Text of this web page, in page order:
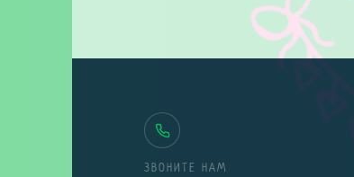
ЗВОНИТЕ НАМ